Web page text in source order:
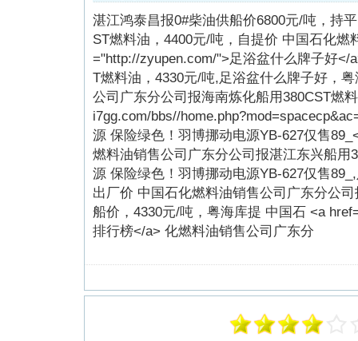
湛江鸿泰昌报0#柴油供船价6800元/吨，持
ST燃料油，4400元/吨，自提价 中国石化燃
="http://zyupen.com/">足浴盆什么牌子好</
T燃料油，4330元/吨,足浴盆什么牌子好，
公司广东分公司报海南炼化船用380CST燃
i7gg.com/bbs//
源 保险绿色！羽博挪动电源YB-627仅售
燃料油销售公司广东分公司报湛江东兴船用
源 保险绿色！羽博挪动电源YB-627仅售
出厂价 中国石化燃料油销售公司广东分公
船价，4330元/吨，粤海库提 中国石 <a
排行榜</a> 化燃料油销售公司广东分